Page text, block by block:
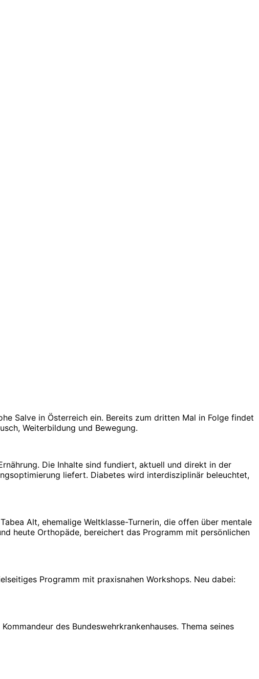
Salve in Österreich ein. Bereits zum dritten Mal in Folge findet
Weiterbildung und Bewegung.
Die Inhalte sind fundiert, aktuell und direkt in der
liefert. Diabetes wird interdisziplinär beleuchtet,
Alt, ehemalige Weltklasse-Turnerin, die offen über mentale
heute Orthopäde, bereichert das Programm mit persönlichen
Programm mit praxisnahen Workshops. Neu dabei:
des Bundeswehrkrankenhauses. Thema seines